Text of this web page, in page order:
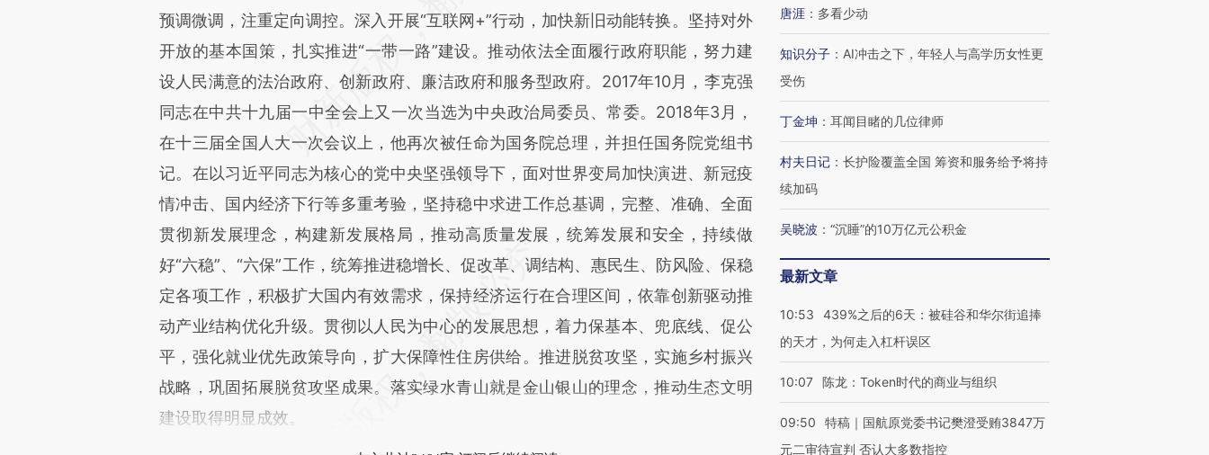
预调微调，注重定向调控。深入开展“互联网+”行动，加快新旧动能转换。坚持对外
开放的基本国策，扎实推进“一带一路”建设。推动依法全面履行政府职能，努力建
设人民满意的法治政府、创新政府、廉洁政府和服务型政府。2017年10月，李克强
同志在中共十九届一中全会上又一次当选为中央政治局委员、常委。2018年3月，
在十三届全国人大一次会议上，他再次被任命为国务院总理，并担任国务院党组书
记。在以习近平同志为核心的党中央坚强领导下，面对世界变局加快演进、新冠疫
情冲击、国内经济下行等多重考验，坚持稳中求进工作总基调，完整、准确、全面
贯彻新发展理念，构建新发展格局，推动高质量发展，统筹发展和安全，持续做
好“六稳”、“六保”工作，统筹推进稳增长、促改革、调结构、惠民生、防风险、保稳
定各项工作，积极扩大国内有效需求，保持经济运行在合理区间，依靠创新驱动推
动产业结构优化升级。贯彻以人民为中心的发展思想，着力保基本、兜底线、促公
平，强化就业优先政策导向，扩大保障性住房供给。推进脱贫攻坚，实施乡村振兴
战略，巩固拓展脱贫攻坚成果。落实绿水青山就是金山银山的理念，推动生态文明
建设取得明显成效。
唐涯 ： 多看少动
知识分子 ： AI冲击之下，年轻人与高学历女性更
受伤
丁金坤 ： 耳闻目睹的几位律师
村夫日记 ： 长护险覆盖全国 筹资和服务给予将持
续加码
吴晓波 ： “沉睡”的10万亿元公积金
最新文章
10:53
439%之后的6天：被硅谷和华尔街追捧
的天才，为何走入杠杆误区
10:07 陈龙：Token时代的商业与组织
09:50
特稿｜国航原党委书记樊澄受贿3847万
元二审待宣判 否认大多数指控